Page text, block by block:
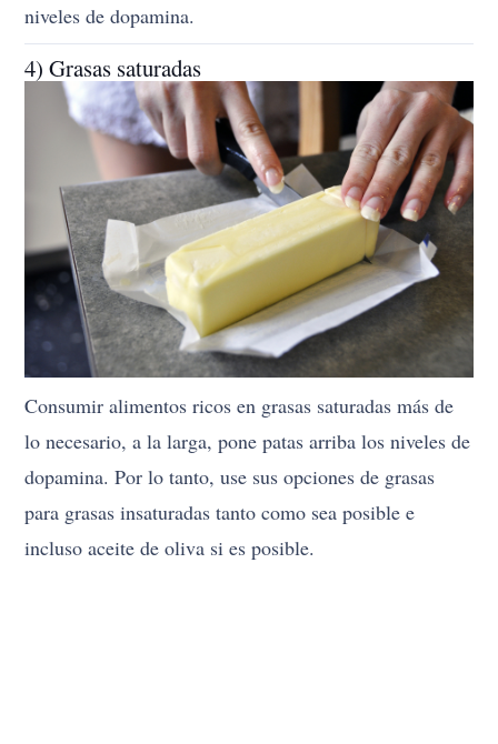
niveles de dopamina.
4) Grasas saturadas
Consumir alimentos ricos en grasas saturadas más de
lo necesario, a la larga, pone patas arriba los niveles de
dopamina. Por lo tanto, use sus opciones de grasas
para grasas insaturadas tanto como sea posible e
incluso aceite de oliva si es posible.